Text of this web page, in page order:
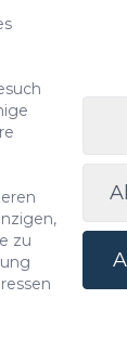
und ein
um
zu